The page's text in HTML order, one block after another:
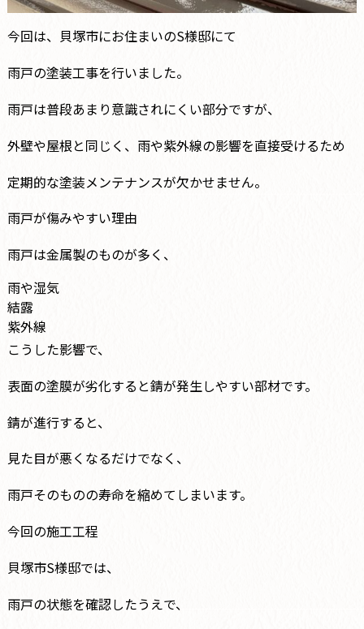
今回は、貝塚市にお住まいのS様邸にて
雨戸の塗装工事を行いました。
雨戸は普段あまり意識されにくい部分ですが、
外壁や屋根と同じく、雨や紫外線の影響を直接受けるため
定期的な塗装メンテナンスが欠かせません。
雨戸が傷みやすい理由
雨戸は金属製のものが多く、
雨や湿気
結露
紫外線
こうした影響で、
表面の塗膜が劣化すると錆が発生しやすい部材です。
錆が進行すると、
見た目が悪くなるだけでなく、
雨戸そのものの寿命を縮めてしまいます。
今回の施工工程
貝塚市S様邸では、
雨戸の状態を確認したうえで、